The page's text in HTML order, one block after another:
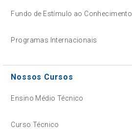
Fundo de Estímulo ao Conhecimento
Programas Internacionais
Nossos Cursos
Ensino Médio Técnico
Curso Técnico